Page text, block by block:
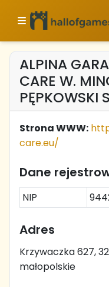
ALPINA
CARE W.
PĘPKOWSKI
Strona WWW:
care.eu/
Dane
NIP
Adres
Krzywaczka 627,
małopolskie